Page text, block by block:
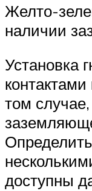
Желто-
наличии
Установка
том
доступны